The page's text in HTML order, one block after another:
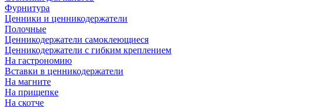
Фурнитура
Ценники и ценникодержатели
Полочные
Ценникодержатели самоклеющиеся
Ценникодержатели с гибким креплением
На гастрономию
Вставки в ценникодержатели
На магните
На прищепке
На скотче